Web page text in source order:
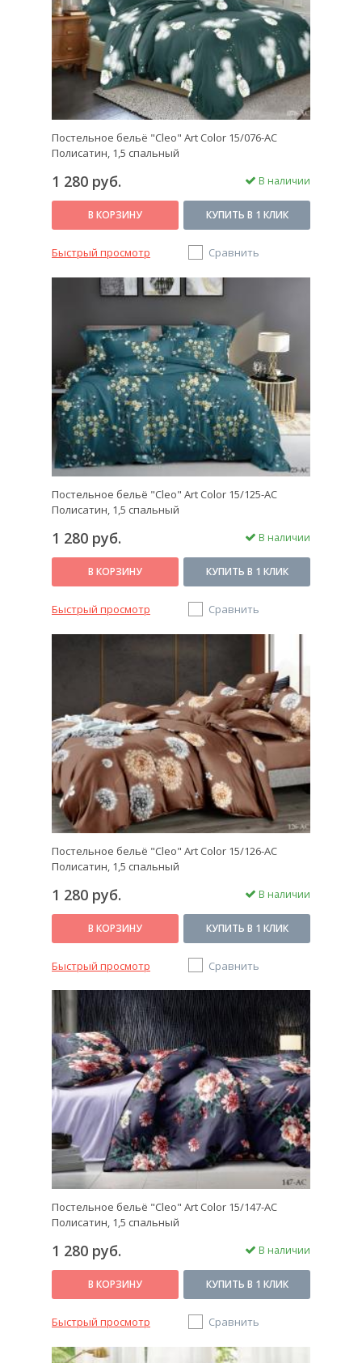
Постельное бельё "Cleo" Art Color 15/076-AC
Полисатин, 1,5 спальный
1 280 руб. В наличии
В КОРЗИНУ КУПИТЬ В 1 КЛИК
Быстрый просмотр Сравнить
Постельное бельё "Cleo" Art Color 15/125-AC
Полисатин, 1,5 спальный
1 280 руб. В наличии
В КОРЗИНУ КУПИТЬ В 1 КЛИК
Быстрый просмотр Сравнить
Постельное бельё "Cleo" Art Color 15/126-AC
Полисатин, 1,5 спальный
1 280 руб. В наличии
В КОРЗИНУ КУПИТЬ В 1 КЛИК
Быстрый просмотр Сравнить
Постельное бельё "Cleo" Art Color 15/147-AC
Полисатин, 1,5 спальный
1 280 руб. В наличии
В КОРЗИНУ КУПИТЬ В 1 КЛИК
Быстрый просмотр Сравнить